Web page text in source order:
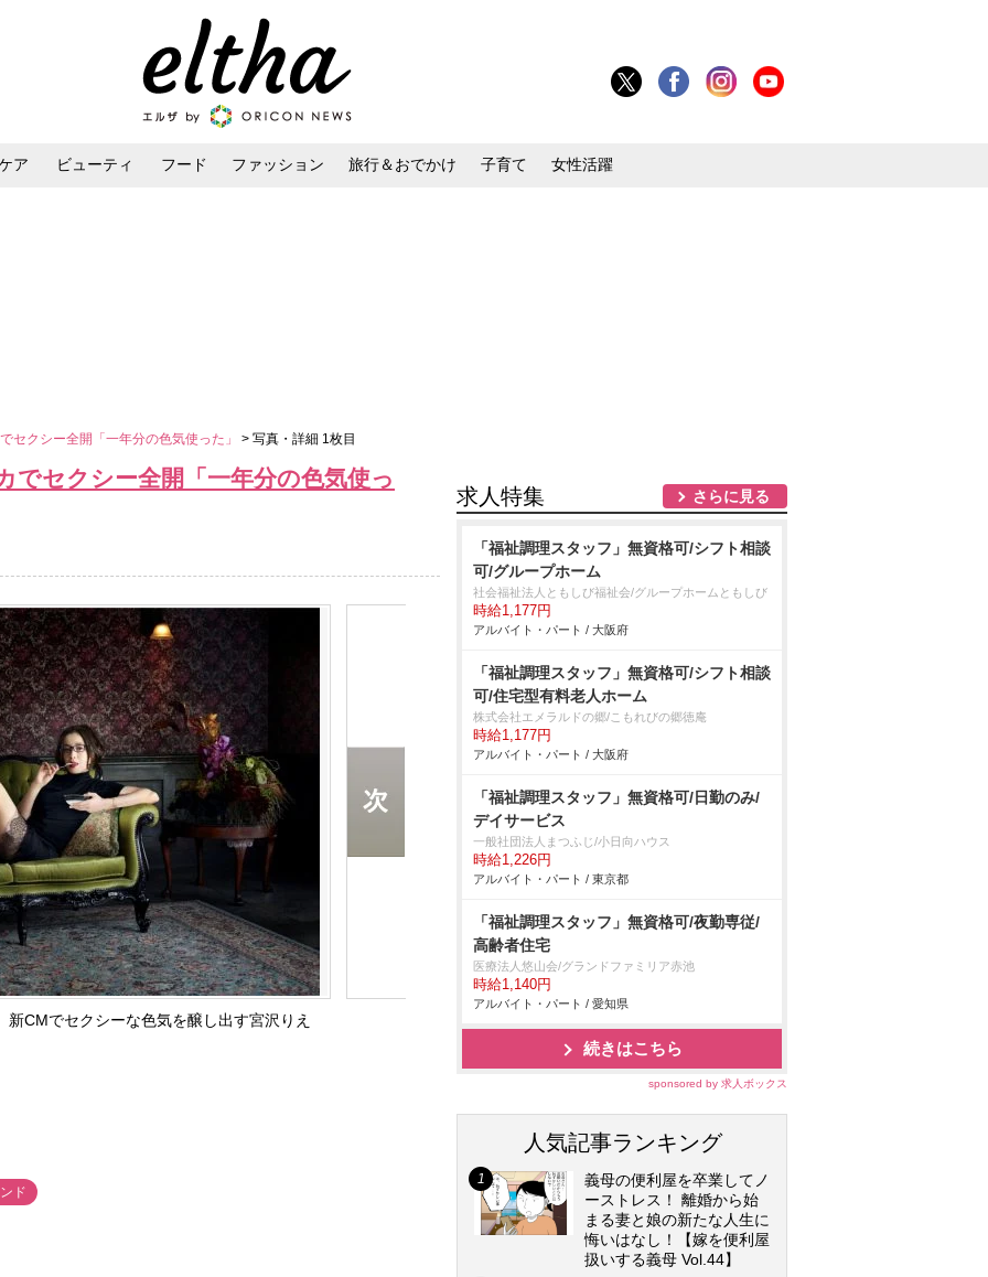
ア ビューティ フード ファッション 旅行＆おでかけ 子育て 女性活躍
セクシー全開「一年分の色気使った」 > 写真・詳細 1枚目
でセクシー全開「一年分の色気使っ
CMでセクシーな色気を醸し出す宮沢りえ
ド
求人特集 さらに見る
「福祉調理スタッフ」無資格可/シフト相談
可/グループホーム
社会福祉法人ともしび福祉会/グループホームともしび
時給1,177円
アルバイト・パート / 大阪府
「福祉調理スタッフ」無資格可/シフト相談
可/住宅型有料老人ホーム
株式会社エメラルドの郷/こもれびの郷徳庵
時給1,177円
アルバイト・パート / 大阪府
「福祉調理スタッフ」無資格可/日勤のみ/
デイサービス
一般社団法人まつふじ/小日向ハウス
時給1,226円
アルバイト・パート / 東京都
「福祉調理スタッフ」無資格可/夜勤専従/
高齢者住宅
医療法人悠山会/グランドファミリア赤池
時給1,140円
アルバイト・パート / 愛知県
続きはこちら
sponsored by 求人ボックス
人気記事ランキング
義母の便利屋を卒業してノ
ーストレス！ 離婚から始
まる妻と娘の新たな人生に
悔いはなし！【嫁を便利屋
扱いする義母 Vol.44】